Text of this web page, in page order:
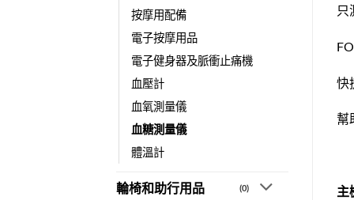
按摩用配備
電子按摩用品
電子健身器及脈衝止痛機
血壓計
血氧測量儀
血糖測量儀
體溫計
輪椅和助行用品 (0)
只
快
幫
主